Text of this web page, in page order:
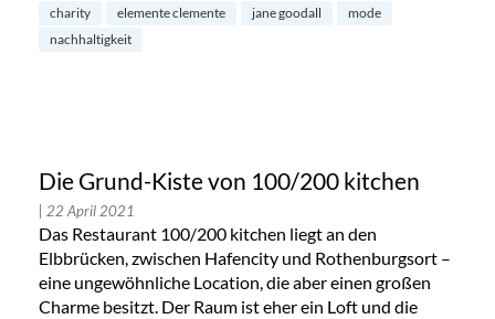
charity elemente clemente jane goodall
mode
nachhaltigkeit
Die Grund-Kiste von 100/200 kitchen
| 22 April 2021
Das Restaurant 100/200 kitchen liegt an den
Elbbrücken, zwischen Hafencity und Rothenburgsort –
eine ungewöhnliche Location, die aber einen großen
Charme besitzt. Der Raum ist eher ein Loft und die